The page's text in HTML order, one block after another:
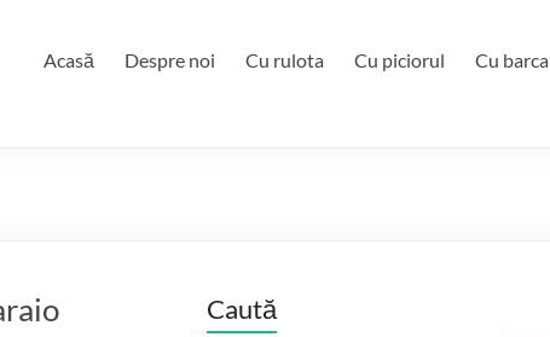
Acasă Despre noi Cu rulota Cu piciorul Cu barca
Caută